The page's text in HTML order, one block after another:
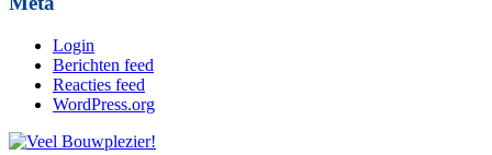
Login
Berichten feed
Reacties feed
WordPress.org